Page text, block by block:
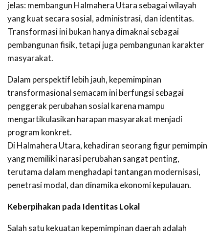
jelas: membangun Halmahera Utara sebagai wilayah
yang kuat secara sosial, administrasi, dan identitas.
Transformasi ini bukan hanya dimaknai sebagai
pembangunan fisik, tetapi juga pembangunan karakter
masyarakat.
Dalam perspektif lebih jauh, kepemimpinan
transformasional semacam ini berfungsi sebagai
penggerak perubahan sosial karena mampu
mengartikulasikan harapan masyarakat menjadi
program konkret.
Di Halmahera Utara, kehadiran seorang figur pemimpin
yang memiliki narasi perubahan sangat penting,
terutama dalam menghadapi tantangan modernisasi,
penetrasi modal, dan dinamika ekonomi kepulauan.
Keberpihakan pada Identitas Lokal
Salah satu kekuatan kepemimpinan daerah adalah